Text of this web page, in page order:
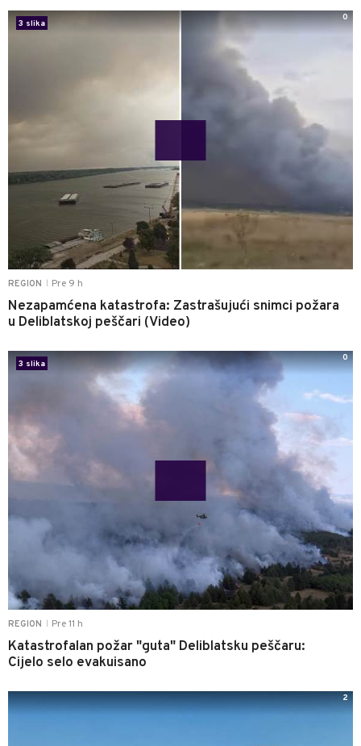
REGION Pre 9 h
Nezapamćena katastrofa: Zastrašujući snimci požara
u Deliblatskoj peščari (Video)
3 slika
0
REGION Pre 11 h
Katastrofalan požar "guta" Deliblatsku peščaru:
Cijelo selo evakuisano
3 slika
0
2